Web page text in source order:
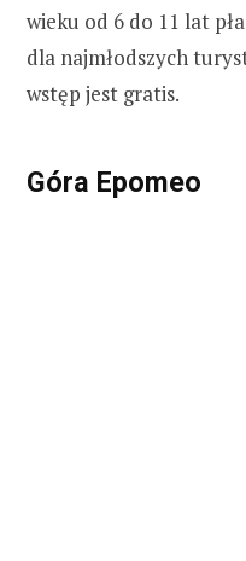
wieku od 6 do 11 lat
dla najmłodszych
wstęp jest gratis.
Góra Epomeo